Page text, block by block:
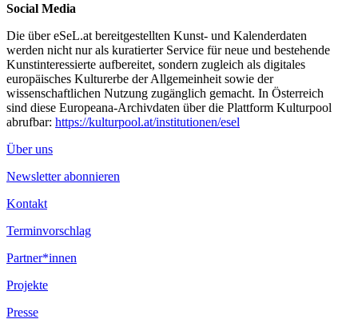
Social Media
Die über eSeL.at bereitgestellten Kunst- und Kalenderdaten
werden nicht nur als kuratierter Service für neue und bestehende
Kunstinteressierte aufbereitet, sondern zugleich als digitales
europäisches Kulturerbe der Allgemeinheit sowie der
wissenschaftlichen Nutzung zugänglich gemacht. In Österreich
sind diese Europeana-Archivdaten über die Plattform Kulturpool
abrufbar: https://kulturpool.at/institutionen/esel
Über uns
Newsletter abonnieren
Kontakt
Terminvorschlag
Partner*innen
Projekte
Presse